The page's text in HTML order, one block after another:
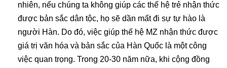
nhiên, nếu chúng ta không giúp các thế hệ trẻ nhận thức
được bản sắc dân tộc, họ sẽ dần mất đi sự tự hào là
người Hàn. Do đó, việc giúp thế hệ MZ nhận thức được
giá trị văn hóa và bản sắc của Hàn Quốc là một công
việc quan trọng. Trong 20-30 năm nữa, khi cộng đồng